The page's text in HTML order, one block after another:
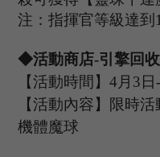
注：指揮官等級達到
◆活動商店-引擎回
【活動時間】4 月 3日
【活動內容】限時
機體魔球